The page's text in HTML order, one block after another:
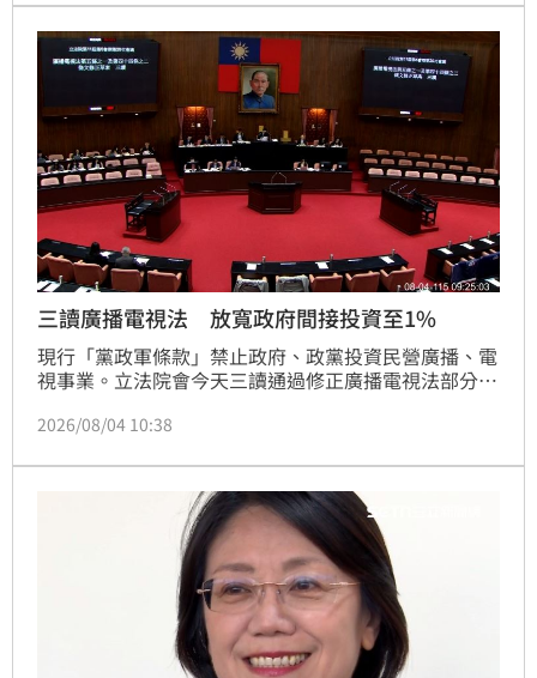
這般違憲不副署、不依法編列預算的荒唐行徑，難怪有
人批評監察院是包庇權貴的廢物院，我看它其實更像是
護衛英皇、賴皇政權的禁衛軍，監察院真可關門大吉
三讀廣播電視法 放寬政府間接投資至1%
現行「黨政軍條款」禁止政府、政黨投資民營廣播、電
視事業。立法院會今天三讀通過修正廣播電視法部分條
間接投資廣電事業，從持有1股都不行，放寬至上限
2026/08/04 10:38